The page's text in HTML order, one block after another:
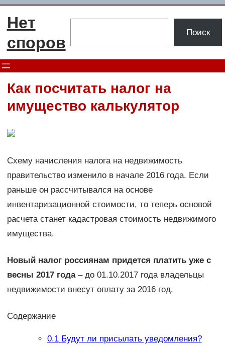
Перейти
Нет
споров
Поиск
Как посчитать налог на
имущество калькулятор
Схему начисления налога на недвижимость
правительство изменило в начале 2016 года. Если
раньше он рассчитывался на основе
инвентаризационной стоимости, то теперь основой
расчета станет кадастровая стоимость недвижимого
имущества.
Новый налог россиянам придется платить уже с
весны 2017 года– до 01.10.2017 года владельцы
недвижимости внесут оплату за 2016 год.
Содержание
0.1Будут ли присылать уведомления?